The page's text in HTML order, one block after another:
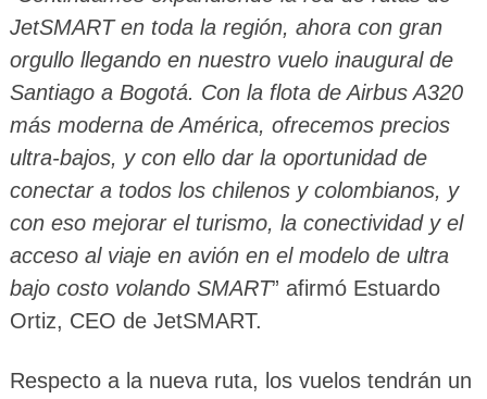
JetSMART en toda la región, ahora con gran
orgullo llegando en nuestro vuelo inaugural de
Santiago a Bogotá. Con la flota de Airbus A320
más moderna de América, ofrecemos precios
ultra-bajos, y con ello dar la oportunidad de
conectar a todos los chilenos y colombianos, y
con eso mejorar el turismo, la conectividad y el
acceso al viaje en avión en el modelo de ultra
bajo costo volando SMART” afirmó Estuardo
Ortiz, CEO de JetSMART.
Respecto a la nueva ruta, los vuelos tendrán un